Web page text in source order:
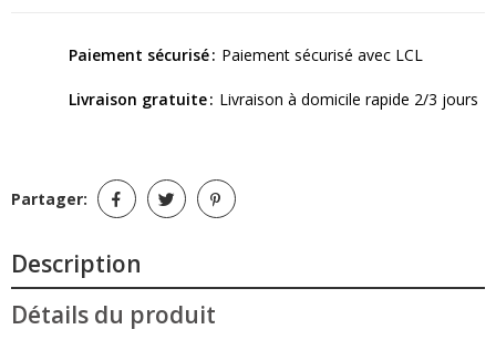
Paiement sécurisé Paiement sécurisé avec LCL
Livraison gratuite Livraison à domicile rapide 2/3 jours
Partager:
Description
Détails du produit